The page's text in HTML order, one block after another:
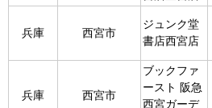
兵庫 西宮市
ジュンク堂
書店西宮店
兵庫 西宮市
ブックファ
ースト 阪急
西宮ガーデ